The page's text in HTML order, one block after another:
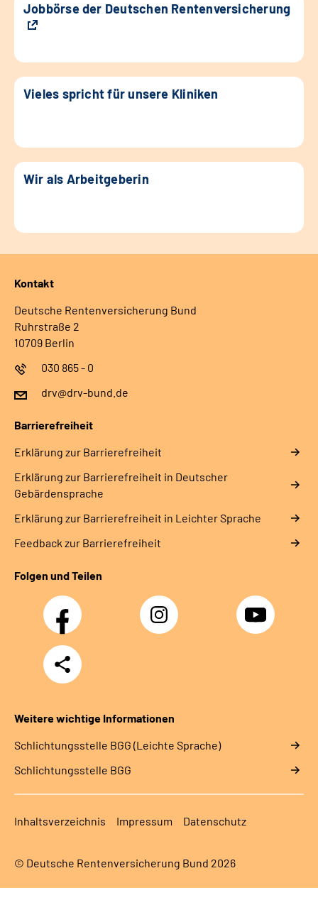
Jobbörse der Deutschen Rentenversicherung
Vieles spricht für unsere Kliniken
Wir als Arbeitgeberin
Kontakt
Deutsche Rentenversicherung Bund
Ruhrstraße 2
10709 Berlin
030 865 - 0
drv@drv-bund.de
Barrierefreiheit
Erklärung zur Barrierefreiheit
Erklärung zur Barrierefreiheit in Deutscher
Gebärdensprache
Erklärung zur Barrierefreiheit in Leichter Sprache
Feedback zur Barrierefreiheit
Folgen und Teilen
Facebook Instagram YouTube
Teilen
Weitere wichtige Informationen
Schlich­tungs­stel­le BGG (Leichte Sprache)
Schlich­tungs­stel­le BGG
Inhaltsverzeichnis Impressum Datenschutz
© Deutsche Rentenversicherung Bund 2026